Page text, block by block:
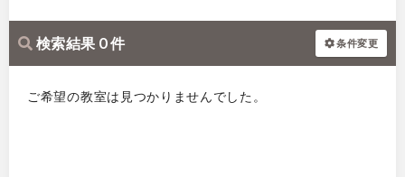
検索結果 0 件 条件変更
ご希望の教室は見つかりませんでした。